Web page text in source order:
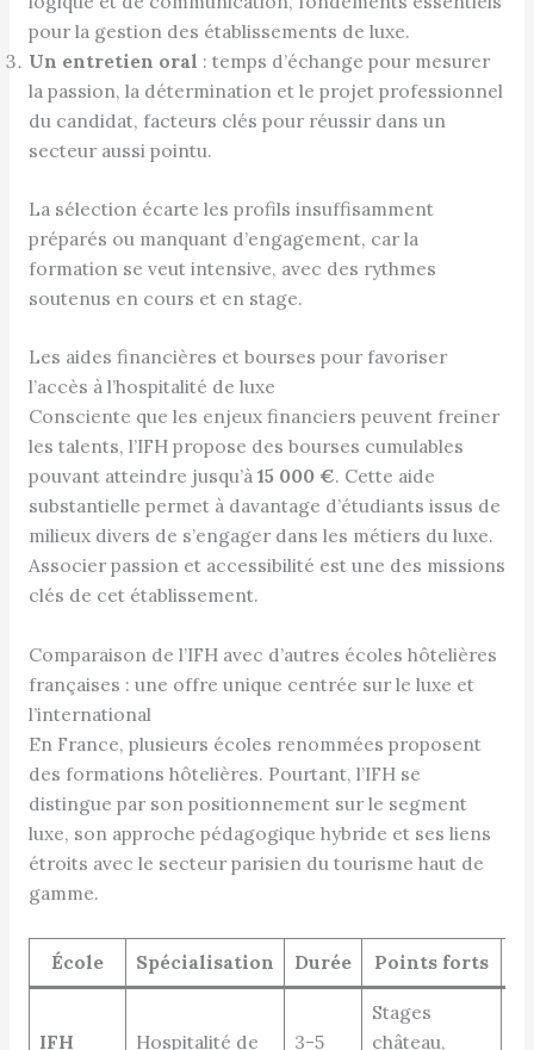
pour la gestion des établissements de luxe.
Un entretien oral : temps d’échange pour mesurer
la passion, la détermination et le projet professionnel
du candidat, facteurs clés pour réussir dans un
secteur aussi pointu.
La sélection écarte les profils insuffisamment
préparés ou manquant d’engagement, car la
formation se veut intensive, avec des rythmes
soutenus en cours et en stage.
Les aides financières et bourses pour favoriser
l’accès à l’hospitalité de luxe
Consciente que les enjeux financiers peuvent freiner
les talents, l’IFH propose des bourses cumulables
pouvant atteindre jusqu’à 15 000 €. Cette aide
substantielle permet à davantage d’étudiants issus de
milieux divers de s’engager dans les métiers du luxe.
Associer passion et accessibilité est une des missions
clés de cet établissement.
Comparaison de l’IFH avec d’autres écoles hôtelières
françaises : une offre unique centrée sur le luxe et
l’international
En France, plusieurs écoles renommées proposent
des formations hôtelières. Pourtant, l’IFH se
distingue par son positionnement sur le segment
luxe, son approche pédagogique hybride et ses liens
étroits avec le secteur parisien du tourisme haut de
gamme.
École Spécialisation Durée Points forts
IFH Hospitalité de 3-5
Stages
château,